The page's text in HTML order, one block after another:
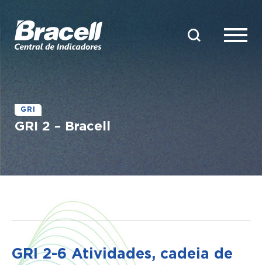
GRI
GRI 2 – Bracell
GRI 2-6 Atividades, cadeia de